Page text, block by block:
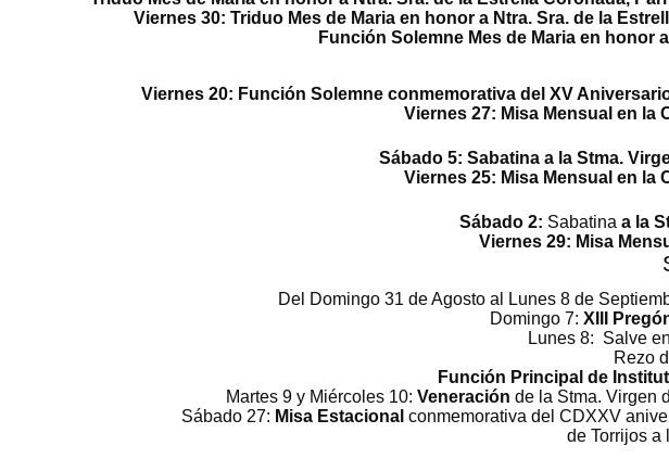
Viernes 30: Triduo Mes de Maria en honor a Ntra. Sra.
Función Solemne Mes de Maria en honor
Viernes 20: Función Solemne conmemorativa del XV
Viernes 27: Misa Mensual en la
Sábado 5: Sabatina a la Stma.
Viernes 25: Misa Mensual en la
Sábado 2: Sabatina a la
Viernes 29: Misa
Del Domingo 31 de Agosto al Lunes 8 de Septiembre:
Domingo 7: XIII
Lunes 8: Salve en Parroquia
Rezo del Ángelus en
Función Principal de
Martes 9 y Miércoles 10: Veneración de la Stma. Virgen
Sábado 27: Misa Estacional conmemorativa del CDXXV
de Torrijos a las 18,00 h, preside